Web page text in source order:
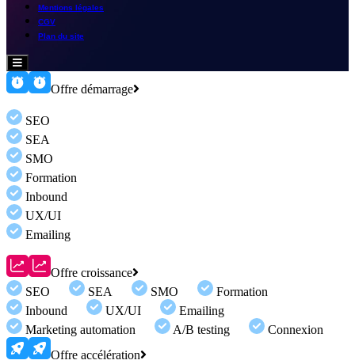
Mentions légales
CGV
Plan du site
Hamburger
Toggle
Menu
Offre démarrage
SEO
SEA
SMO
Formation
Inbound
UX/UI
Emailing
Offre croissance
SEO
SEA SMO
Formation
Inbound
UX/UI
Emailing
Marketing automation
A/B testing
Connexion
Offre accélération